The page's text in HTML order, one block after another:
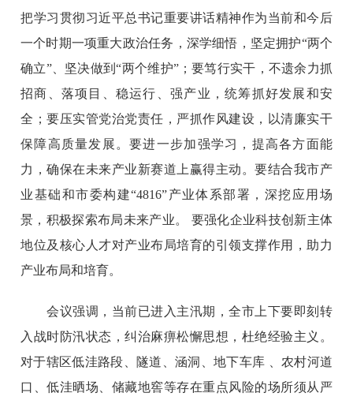
把学习贯彻习近平总书记重要讲话精神作为当前和今后
一个时期一项重大政治任务，深学细悟，坚定拥护“两个
确立”、坚决做到“两个维护”；要笃行实干，不遗余力抓
招商、落项目、稳运行、强产业，统筹抓好发展和安
全；要压实管党治党责任，严抓作风建设，以清廉实干
保障高质量发展。要进一步加强学习，提高各方面能
力，确保在未来产业新赛道上赢得主动。要结合我市产
业基础和市委构建“4816”产业体系部署，深挖应用场
景，积极探索布局未来产业。 要强化企业科技创新主体
地位及核心人才对产业布局培育的引领支撑作用，助力
产业布局和培育。
会议强调，当前已进入主汛期，全市上下要即刻转
入战时防汛状态，纠治麻痹松懈思想，杜绝经验主义。
对于辖区低洼路段、隧道、涵洞、地下车库 、农村河道
口、低洼晒场、储藏地窖等存在重点风险的场所须从严